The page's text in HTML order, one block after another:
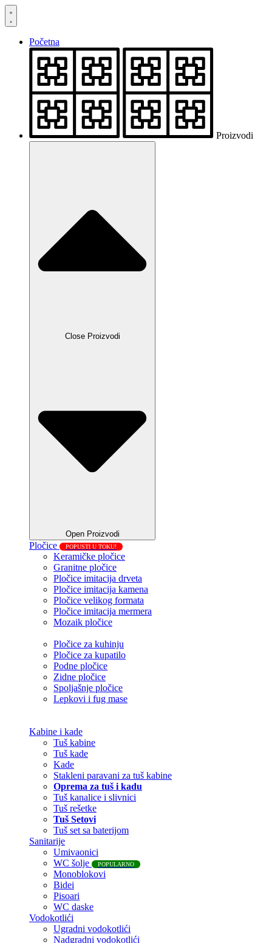
Skočite
na
Početna
Proizvodi
Close Proizvodi
Open Proizvodi
Pločice POPUSTI U TOKU!
Keramičke pločice
Granitne pločice
Pločice imitacija drveta
Pločice imitacija kamena
Pločice velikog formata
Pločice imitacija mermera
Mozaik pločice
Pločice za kuhinju
Pločice za kupatilo
Podne pločice
Zidne pločice
Spoljašnje pločice
Lepkovi i fug mase
Kabine i kade
Tuš kabine
Tuš kade
Kade
Stakleni paravani za tuš kabine
Oprema za tuš i kadu
Tuš kanalice i slivnici
Tuš rešetke
Tuš Setovi
Tuš set sa baterijom
Sanitarije
Umivaonici
WC šolje
POPULARNO
Monoblokovi
Bidei
Pisoari
WC daske
Vodokotlići
Ugradni vodokotlići
Nadgradni vodokotlići